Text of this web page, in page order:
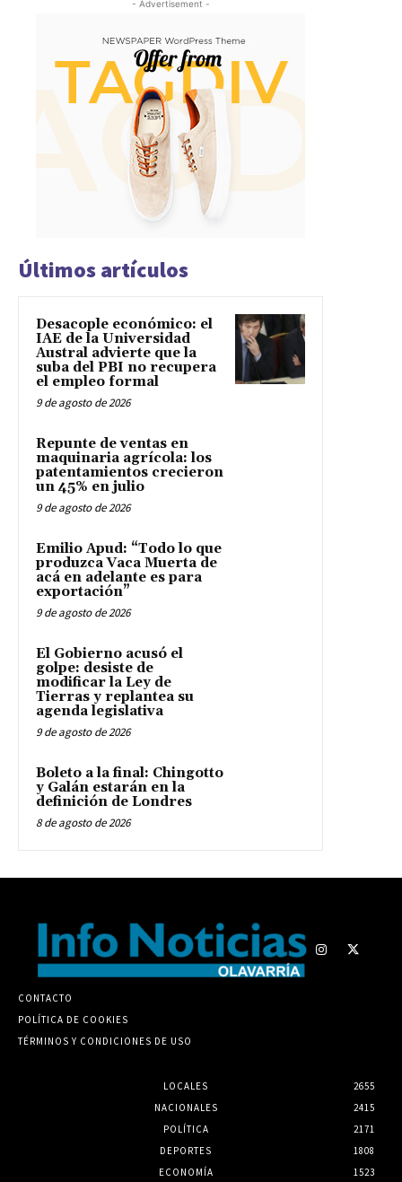
- Advertisement -
Últimos artículos
Desacople económico: el
IAE de la Universidad
Austral advierte que la
suba del PBI no recupera
el empleo formal
9 de agosto de 2026
Repunte de ventas en
maquinaria agrícola: los
patentamientos crecieron
un 45% en julio
9 de agosto de 2026
Emilio Apud: “Todo lo que
produzca Vaca Muerta de
acá en adelante es para
exportación”
9 de agosto de 2026
El Gobierno acusó el
golpe: desiste de
modificar la Ley de
Tierras y replantea su
agenda legislativa
9 de agosto de 2026
Boleto a la final: Chingotto
y Galán estarán en la
definición de Londres
8 de agosto de 2026
CONTACTO
POLÍTICA DE COOKIES
TÉRMINOS Y CONDICIONES DE USO
LOCALES
2655
NACIONALES
2415
POLÍTICA
2171
DEPORTES
1808
ECONOMÍA
1523